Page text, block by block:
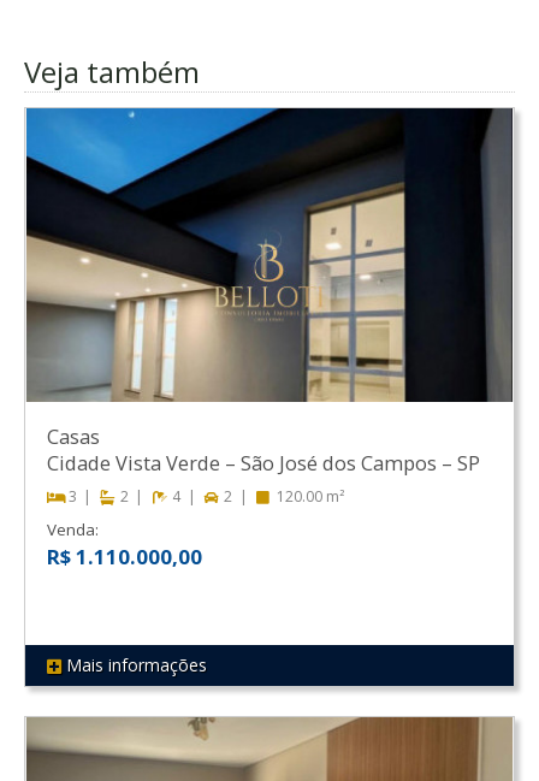
Veja também
REF 475
Casas
Cidade Vista Verde – São José dos Campos – SP
3 2 4 2 120.00 m²
Venda:
R$ 1.110.000,00
Mais informações